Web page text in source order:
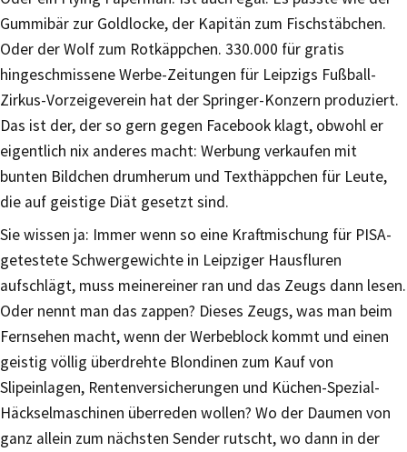
Gummibär zur Goldlocke, der Kapitän zum Fischstäbchen.
Oder der Wolf zum Rotkäppchen. 330.000 für gratis
hingeschmissene Werbe-Zeitungen für Leipzigs Fußball-
Zirkus-Vorzeigeverein hat der Springer-Konzern produziert.
Das ist der, der so gern gegen Facebook klagt, obwohl er
eigentlich nix anderes macht: Werbung verkaufen mit
bunten Bildchen drumherum und Texthäppchen für Leute,
die auf geistige Diät gesetzt sind.
Sie wissen ja: Immer wenn so eine Kraftmischung für PISA-
getestete Schwergewichte in Leipziger Hausfluren
aufschlägt, muss meinereiner ran und das Zeugs dann lesen.
Oder nennt man das zappen? Dieses Zeugs, was man beim
Fernsehen macht, wenn der Werbeblock kommt und einen
geistig völlig überdrehte Blondinen zum Kauf von
Slipeinlagen, Rentenversicherungen und Küchen-Spezial-
Häckselmaschinen überreden wollen? Wo der Daumen von
ganz allein zum nächsten Sender rutscht, wo dann in der